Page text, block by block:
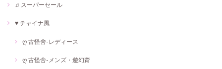
♫ スーパーセール
♥ チャイナ風
ღ 古怪舍-レディース
ღ 古怪舍-メンズ・遊幻齋